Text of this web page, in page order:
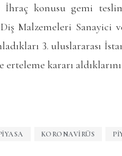
İhraç konusu gemi
Malzemeleri Sanayici
3. uluslararası
kararı
KORONAVIRÜS